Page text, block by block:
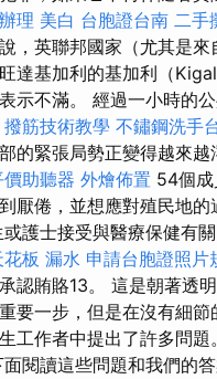
理 美白 台胞證台南 二手
，英聯邦國家（尤其是
達基加利的基加利（
示不滿。 經過一小時的公
撥筋技術教學 不鏽鋼洗手
的緊張局勢正變得越來越
價助聽器 外燴佈置 54個
厭倦，並想應對殖民地的
護士接受與醫療保健有
花板 漏水 申請台胞證照片
認賄賂13。 這是朝著透
要一步，但是在沒有細節
工作者中提出了許多問題
閱讀這些問題和我們的